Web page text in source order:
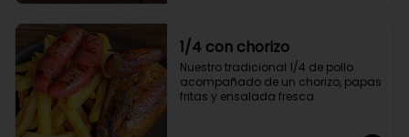
1/4 con chorizo
Nuestro tradicional 1/4 de pollo
acompañado de un chorizo, papas
fritas y ensalada fresca